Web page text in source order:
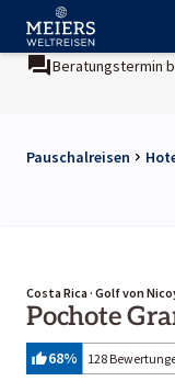
buchen
Pauschalreisen
Costa Rica · Golf von
Pochote
68% 128